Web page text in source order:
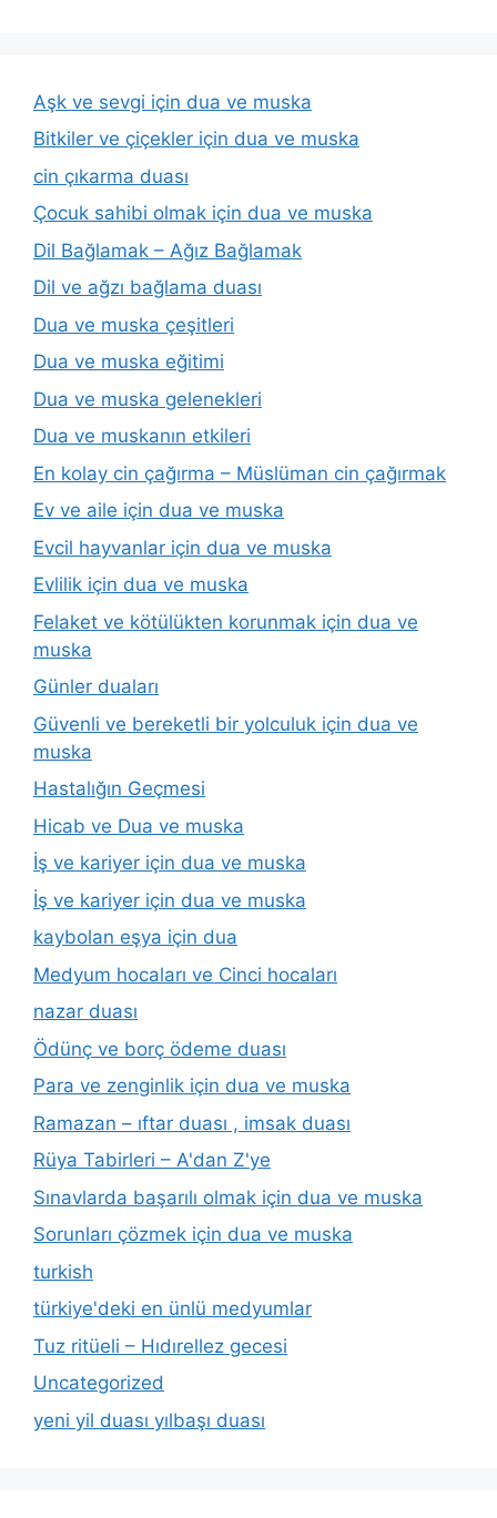
Aşk ve sevgi için dua ve muska
Bitkiler ve çiçekler için dua ve muska
cin çıkarma duası
Çocuk sahibi olmak için dua ve muska
Dil Bağlamak – Ağız Bağlamak
Dil ve ağzı bağlama duası
Dua ve muska çeşitleri
Dua ve muska eğitimi
Dua ve muska gelenekleri
Dua ve muskanın etkileri
En kolay cin çağırma – Müslüman cin çağırmak
Ev ve aile için dua ve muska
Evcil hayvanlar için dua ve muska
Evlilik için dua ve muska
Felaket ve kötülükten korunmak için dua ve
muska
Günler duaları
Güvenli ve bereketli bir yolculuk için dua ve
muska
Hastalığın Geçmesi
Hicab ve Dua ve muska
İş ve kariyer için dua ve muska
İş ve kariyer için dua ve muska
kaybolan eşya için dua
Medyum hocaları ve Cinci hocaları
nazar duası
Ödünç ve borç ödeme duası
Para ve zenginlik için dua ve muska
Ramazan – ıftar duası , imsak duası
Rüya Tabirleri – A'dan Z'ye
Sınavlarda başarılı olmak için dua ve muska
Sorunları çözmek için dua ve muska
turkish
türkiye'deki en ünlü medyumlar
Tuz ritüeli – Hıdırellez gecesi
Uncategorized
yeni yil duası yılbaşı duası